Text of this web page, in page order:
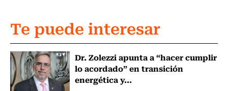
Te puede interesar
Dr. Zolezzi apunta a “hacer cumplir
lo acordado” en transición
energética y...